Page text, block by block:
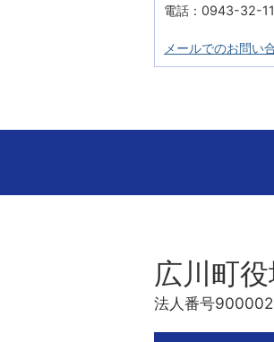
電話：0943-32-
メールでのお問い
広川町
法人番号